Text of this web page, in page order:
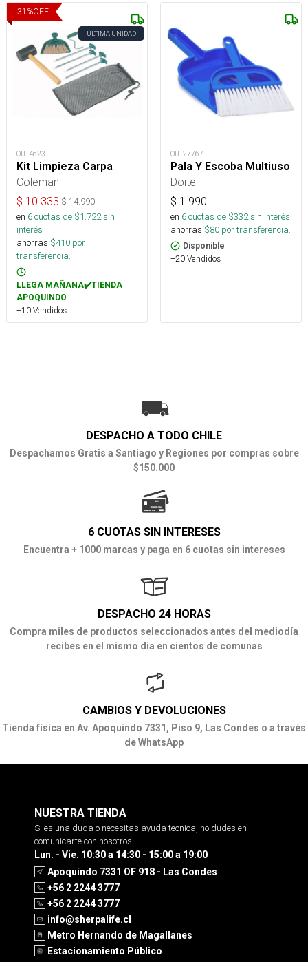
31 %OFF
ÚLTIMA UNIDAD
OUT4623
Kit Limpieza Carpa
Coleman
$ 10.333 $14.990
en 6cuotas de $1.722sin
interés
ahorras $410 por
transferencia.
LLEGA MAÑANA✔️TIENDA
APOQUINDO
+10 Vendidos
OUT27767
Pala Y Escoba Multiuso
Doite
$ 1.990
en 6cuotas de $332sin interés
ahorras $80 por transferencia.
Disponible
+20 Vendidos
DESPACHO A TODO CHILE
Despachamos Gratis a Santiago y Regiones por compras sobre
$150.000
6 CUOTAS SIN INTERESES
Encuentra + 1000 marcas y paga en 6 cuotas sin intereses
DESPACHO 24 HORAS
Compra miles de productos seleccionados antes del mediodía
recibes en el mismo día en cientos de comunas
CAMBIOS Y DEVOLUCIONES
Tienda física en Av. Apoquindo 7331, Piso 9, Las Condes o a través
de WhatsApp
NUESTRA TIENDA
Si es una duda o necesitas ayuda tecnica, no dudes en
comunicarte con nosotros
Lun. - Vie. 10:30 a 14:30 - 15:00 a 19:00
Apoquindo 7331 OF 918 - Las Condes
+56 2 2244 3777
+56 2 2244 3777
info@sherpalife.cl
Metro Hernando de Magallanes
Estacionamiento Público